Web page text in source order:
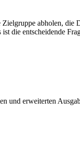
abholen,
die entscheidende
erweiterten